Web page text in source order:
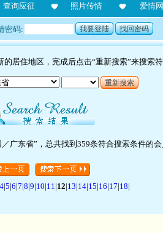
查询应征 照片传情 爱情
密码: 我要登陆 找回密码
居住地区，完成后点击“重新搜索”来搜索
重新搜索
广东省”，总共找到359条符合搜索条件的会
4|5|6|7|8|9|10|11 |12|13|14|15|16|17|18|